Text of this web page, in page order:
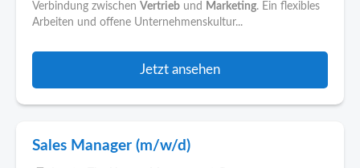
Verbindung zwischen Vertrieb und Marketing. Ein flexibles
Arbeiten und offene Unternehmenskultur...
Jetzt ansehen
Sales Manager (m/w/d)